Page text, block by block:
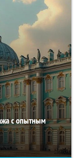
с опытным